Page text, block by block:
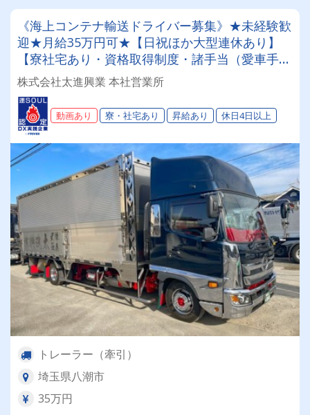
《海上コンテナ輸送ドライバー募集》★未経験歓
迎★月給35万円可★【日祝ほか大型連休あり】
【寮社宅あり・資格取得制度・諸手当（愛車手当
ほか）】大型車両へのステップアップをお考えの
方、必見♪
株式会社太進興業 本社営業所
動画あり 寮・社宅あり 昇給あり 休日4日以上
トレーラー（牽引）
埼玉県八潮市
35万円